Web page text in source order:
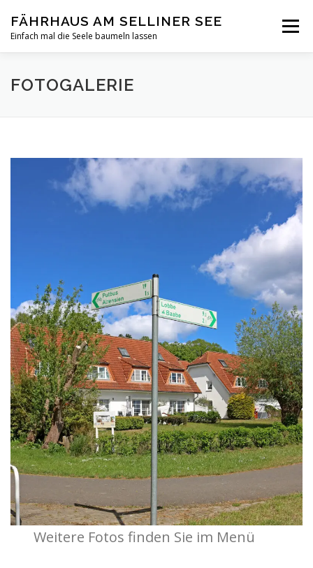
Inhalt
springen
FÄHRHAUS AM SELLINER SEE
Einfach mal die Seele baumeln lassen
Menü
HOME INFOS FOTOGALERIE
KONTAKT REETHAUS GÖHREN
FOTOGALERIE
Weitere Fotos finden Sie im Menü